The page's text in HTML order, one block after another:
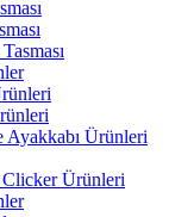
Ayakkabı Ürünleri
Ürünleri